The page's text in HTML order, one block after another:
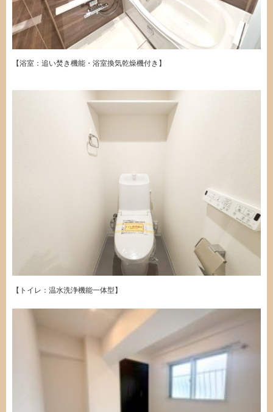
【浴室：追い焚き機能・浴室換気乾燥機付き】
【トイレ：温水洗浄機能一体型】